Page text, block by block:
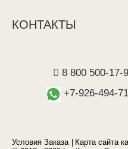
КОНТАКТЫ
8 800 500-17-
+7-926-494-
Условия Заказа Карта сайта